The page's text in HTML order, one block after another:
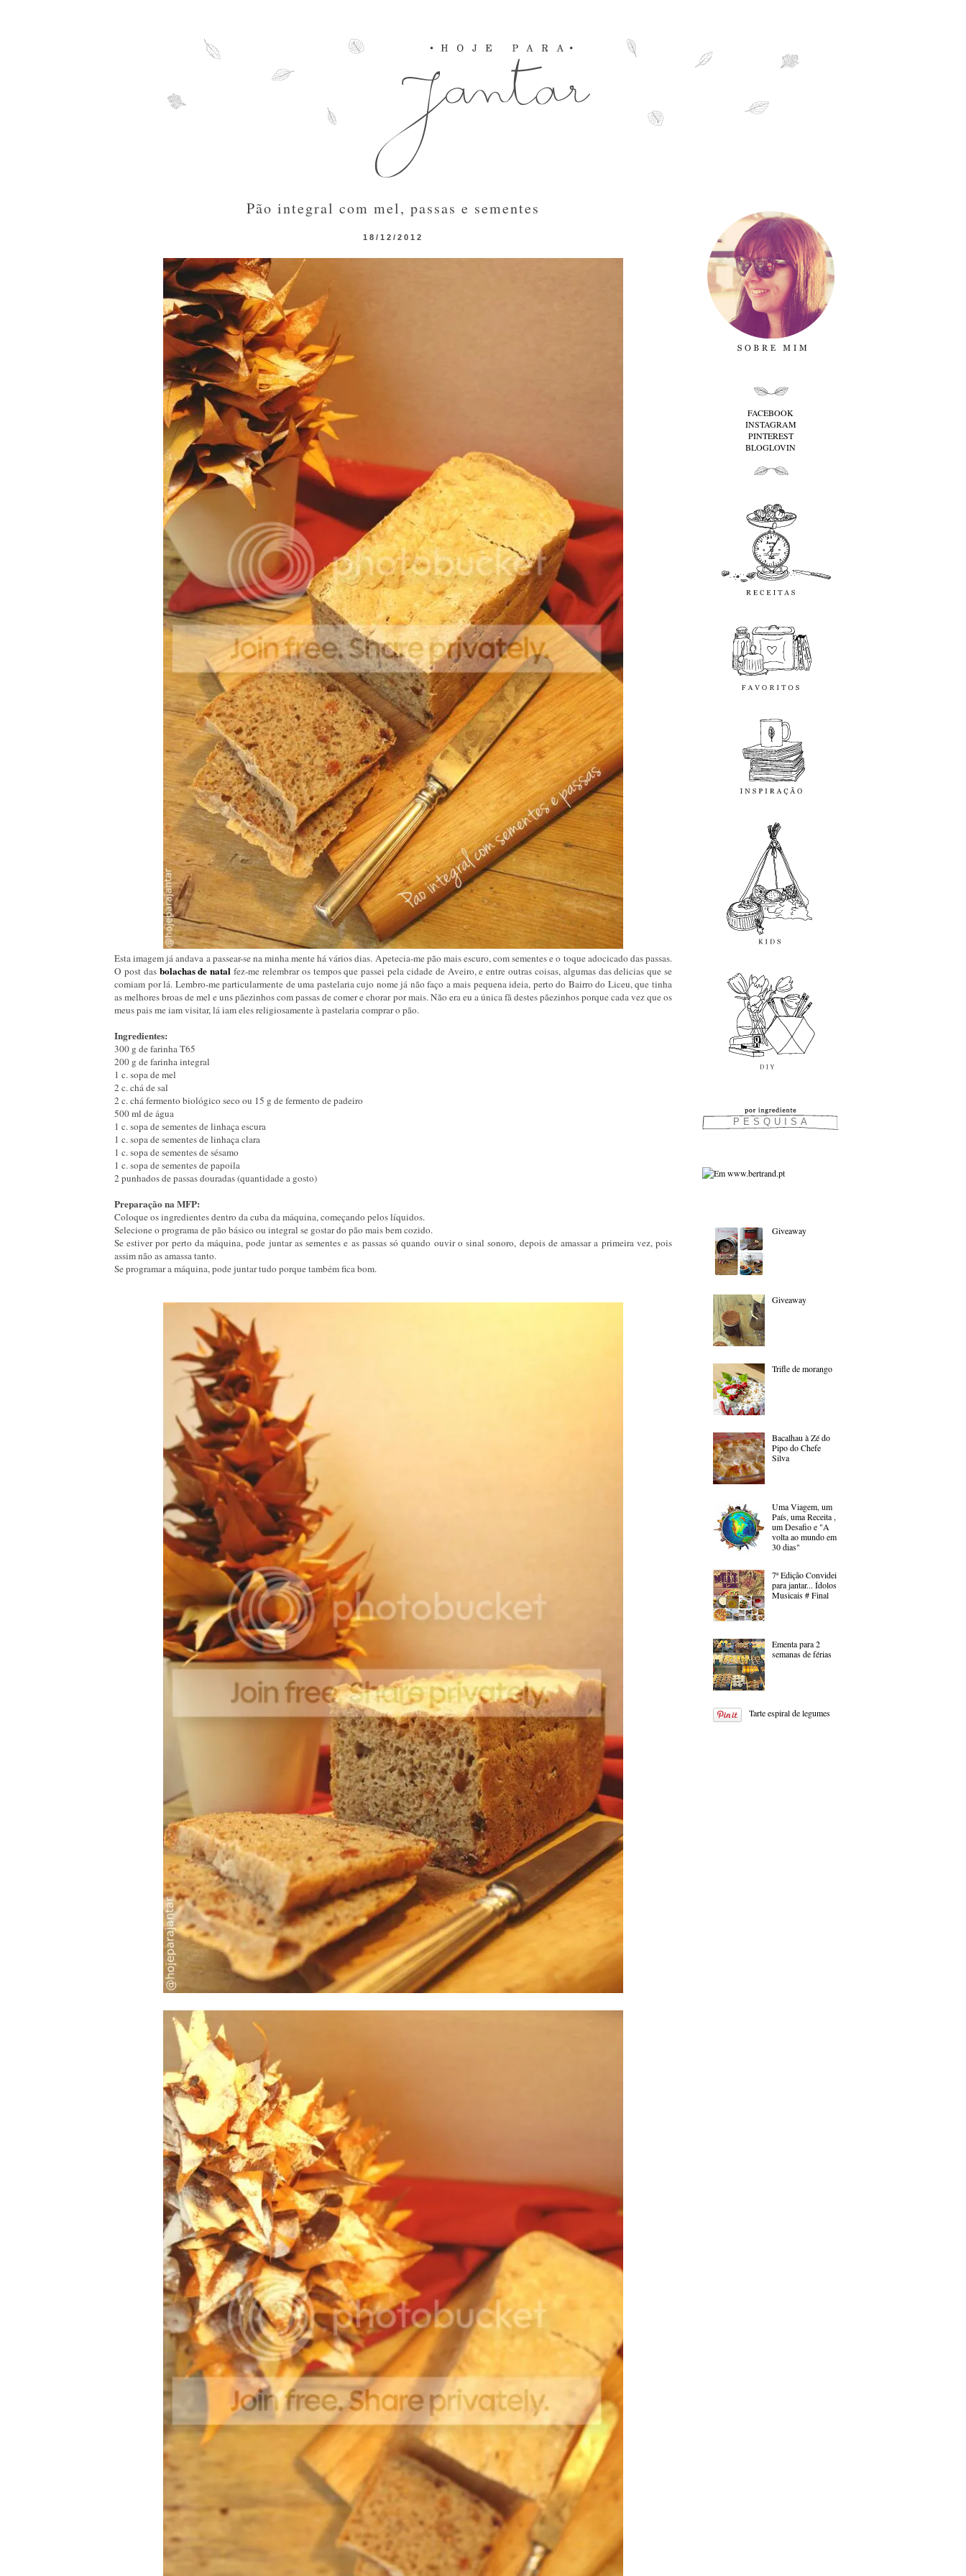
18/12/2012
Pão integral com mel, passas e sementes
Esta imagem já andava a passear-se na minha mente há vários dias. Apetecia-me pão mais escuro, com sementes e o toque adocicado das passas.
O post dasbolachas de natal fez-me relembrar os tempos que passei pela cidade de Aveiro, e entre outras coisas, algumas das delicias que se
comiam por lá. Lembro-me particularmente de uma pastelaria cujo nome já não faço a mais pequena ideia, perto do Bairro do Liceu, que tinha
as melhores broas de mel e uns pãezinhos com passas de comer e chorar por mais. Não era eu a única fã destes pãezinhos porque cada vez que os
meus pais me iam visitar, lá iam eles religiosamente à pastelaria comprar o pão.
Ingredientes:
300 g de farinha T65
200 g de farinha integral
1 c. sopa de mel
2 c. chá de sal
2 c. chá fermento biológico seco ou 15 g de fermento de padeiro
500 ml de água
1 c. sopa de sementes de linhaça escura
1 c. sopa de sementes de linhaça clara
1 c. sopa de sementes de sésamo
1 c. sopa de sementes de papoila
2 punhados de passas douradas (quantidade a gosto)
Preparação na MFP:
Coloque os ingredientes dentro da cuba da máquina, começando pelos líquidos.
Selecione o programa de pão básico ou integral se gostar do pão mais bem cozido.
Se estiver por perto da máquina, pode juntar as sementes e as passas só quando ouvir o sinal sonoro, depois de amassar a primeira vez, pois
assim não as amassa tanto.
Se programar a máquina, pode juntar tudo porque também fica bom.
FACEBOOK
INSTAGRAM
PINTEREST
BLOGLOVIN
Giveaway
Giveaway
Trifle de morango
Bacalhau à Zé do
Pipo do Chefe
Silva
Uma Viagem, um
País, uma Receita ,
um Desafio e "A
volta ao mundo em
30 dias"
7ª Edição Convidei
para jantar... Ídolos
Musicais # Final
Ementa para 2
semanas de férias
Tarte espiral de legumes